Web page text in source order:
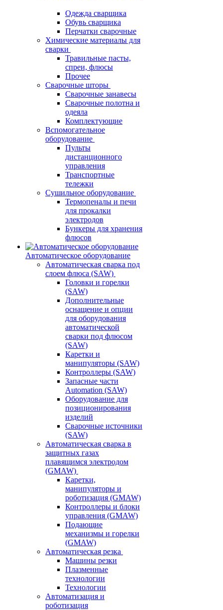
Одежда сварщика
Обувь сварщика
Перчатки сварочные
Химические материалы для
сварки
Травильные пасты,
спреи, флюсы
Прочее
Сварочные шторы
Сварочные занавесы
Сварочные полотна и
одеяла
Комплектующие
Вспомогательное
оборудование
Пульты
дистанционного
управления
Транспортные
тележки
Сушильное оборудование
Термопеналы и печи
для прокалки
электродов
Бункеры для хранения
флюсов
Автоматическое оборудование
Автоматическая сварка под
слоем флюса (SAW)
Головки и горелки
(SAW)
Дополнительные
оснащение и опции
для оборудования
автоматической
сварки под флюсом
(SAW)
Каретки и
манипуляторы (SAW)
Контроллеры (SAW)
Запасные части
Automation (SAW)
Оборудование для
позиционирования
изделий
Сварочные источники
(SAW)
Автоматическая сварка в
защитных газах
плавящимся электродом
(GMAW)
Каретки,
манипуляторы и
роботизация (GMAW)
Контроллеры и блоки
управления (GMAW)
Подающие
механизмы и горелки
(GMAW)
Автоматическая резка
Машины резки
Плазменные
технологии
Технологии
Автоматизация и
роботизация